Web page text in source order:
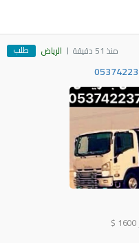
منذ 51 دقيقة الرياض طلب
1600
$